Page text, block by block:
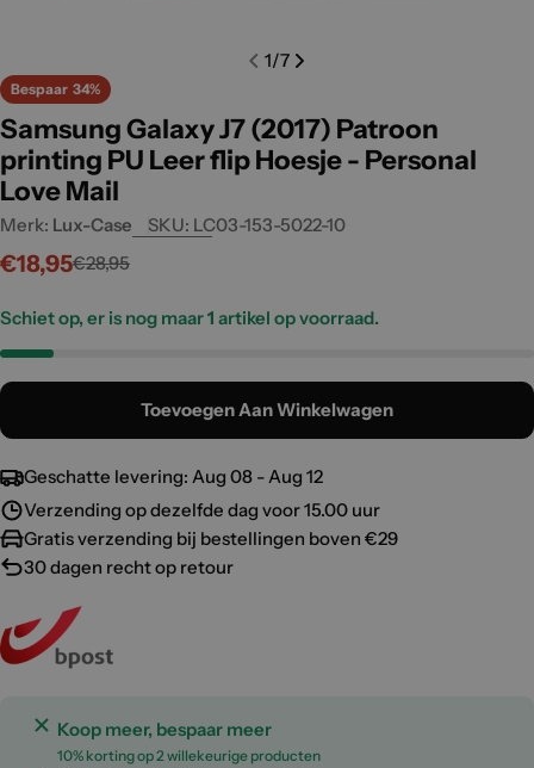
1/7
Bespaar 34%
Samsung Galaxy J7 (2017) Patroon
printing PU Leer flip Hoesje - Personal
Love Mail
Merk: Lux-Case SKU: LC03-153-5022-10
Verkoopprijs
€18,95
Normale€28,95
Schiet op, er is nog maar1 artikel op voorraad.
Toevoegen Aan Winkelwagen
Geschatte levering: Aug 08 - Aug 12
Verzending op dezelfde dag voor 15.00 uur
Gratis verzending bij bestellingen boven €29
30 dagen recht op retour
Koop meer, bespaar meer
10% korting op 2 willekeurige producten